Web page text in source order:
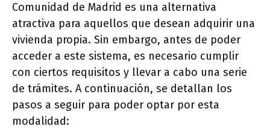
Comunidad de Madrid es una alternativa
atractiva para aquellos que desean adquirir una
vivienda propia. Sin embargo, antes de poder
acceder a este sistema, es necesario cumplir
con ciertos requisitos y llevar a cabo una serie
de trámites. A continuación, se detallan los
pasos a seguir para poder optar por esta
modalidad: